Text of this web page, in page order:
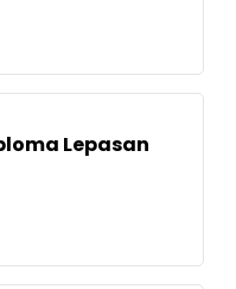
Lepasan